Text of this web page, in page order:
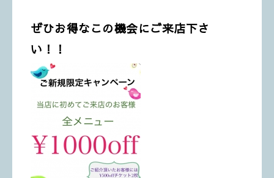
ぜひお得なこの機会にご来店下さ
い！！